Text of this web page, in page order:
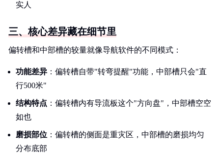
实人
三、核心差异藏在细节里
偏转槽和中部槽的较量就像导航软件的不同模式：
功能差异 ：偏转槽自带"转弯提醒"功能，中部槽只会"直
行500米"
结构特点 ：偏转槽内有导流板这个"方向盘"，中部槽空空
如也
磨损部位 ：偏转槽的侧面是重灾区，中部槽的磨损均匀
分布底部